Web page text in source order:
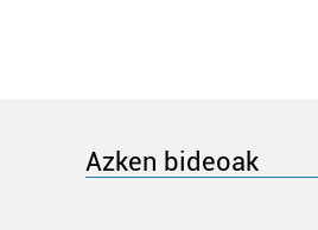
Azken bideoak